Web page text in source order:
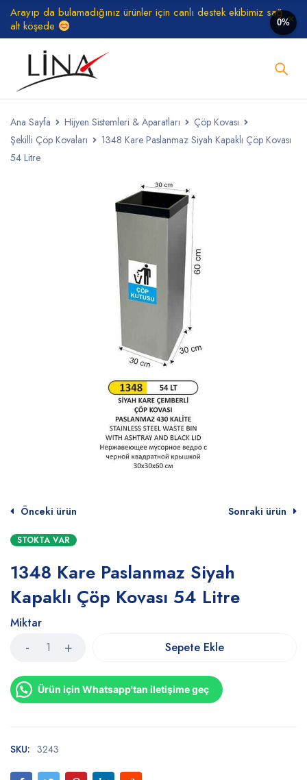
Arayıp da bulamadığınız ürünler için canlı destek ekibimiz sağ
alt köşede
Ana Sayfa Hijyen Sistemleri & Aparatları
Çöp Kovası
Şekilli Çöp Kovaları
1348 Kare Paslanmaz Siyah Kapaklı Çöp Kovası
54 Litre
Önceki ürün Sonraki ürün
STOKTA VAR
1348 Kare Paslanmaz Siyah
Kapaklı Çöp Kovası 54 Litre
Miktar
Sepete Ekle
Ürün için Whatsapp'tan iletişime geç
SKU: 3243
0%